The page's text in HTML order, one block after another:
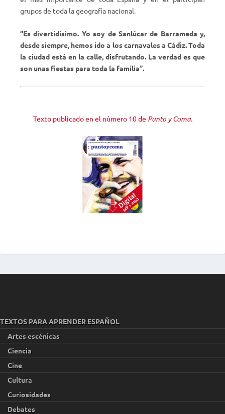
grupos de toda la geografía nacional.
“Es divertidísimo. Yo soy de Sanlúcar de Barrameda y,
desde siempre, hemos ido a los carnavales a Cádiz. Toda
la ciudad está en la calle, disfrutando. La verdad es que
son unas fiestas para toda la familia”.
Texto publicado en el número 10 de Punto y Coma.
TEXTOS PARA APRENDER ESPAÑOL
Artes escénicas
Ciencia
Cine
Cultura
Curiosidades
Debates